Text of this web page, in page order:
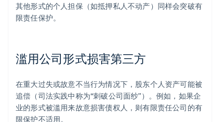
其他形式的个人担保（如抵押私人不动产）同样会突破有
限责任保护。
滥用公司形式损害第三方
在重大过失或故意不当行为情况下，股东个人资产可能被
追偿（司法实践中称为“刺破公司面纱”）。例如，如果企
业的形式被滥用来故意损害债权人，则有限责任公司的有
限保护不适用。